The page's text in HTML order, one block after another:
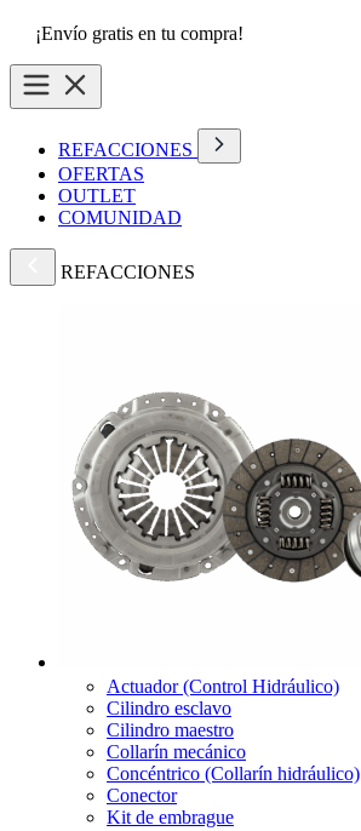
¡Envío gratis en tu compra!
REFACCIONES
OFERTAS
OUTLET
COMUNIDAD
REFACCIONES
Actuador (Control Hidráulico)
Cilindro esclavo
Cilindro maestro
Collarín mecánico
Concéntrico (Collarín hidráulico)
Conector
Kit de embrague